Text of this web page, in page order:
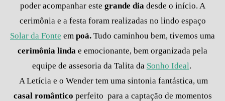
poder acompanhar este grande dia desde o início. A
cerimônia e a festa foram realizadas no lindo espaço
Solar da Fonte em poá. Tudo caminhou bem, tivemos uma
cerimônia linda e emocionante, bem organizada pela
equipe de assesoria da Talita da Sonho Ideal.
A Letícia e o Wender tem uma sintonia fantástica, um
casal romântico perfeito para a captação de momentos